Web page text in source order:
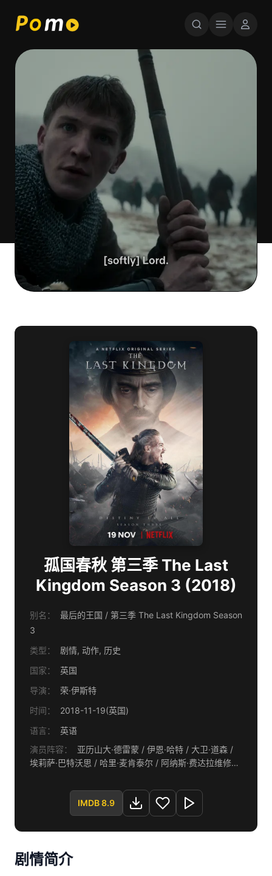
孤国春秋 第三季 The Last
Kingdom Season 3 (2018)
别名：
最后的王国 / 第三季 The Last Kingdom Season
3
类型：
剧情, 动作, 历史
国家：
英国
导演：
荣·伊斯特
时间：
2018-11-19(英国)
语言：
英语
演员阵容：
亚历山大·德雷蒙 / 伊恩·哈特 / 大卫·道森 /
埃莉萨·巴特沃思 / 哈里·麦肯泰尔 / 阿纳斯·费达拉维修斯
斯·诺斯科特 / 奥拉·拉佩斯 / 蒂莫西·英纳斯 / 凯文·埃尔登
马丁·安格鲍尔 / 伊娃·伯西斯尔
IMDB 8.9
剧情简介